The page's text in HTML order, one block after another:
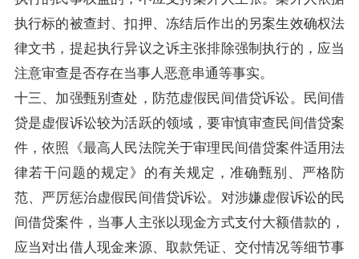
执行标的被查封、扣押、冻结后作出的另案生效确权法
律文书，提起执行异议之诉主张排除强制执行的，应当
注意审查是否存在当事人恶意串通等事实。
十三、加强甄别查处，防范虚假民间借贷诉讼。民间借
贷是虚假诉讼较为活跃的领域，要审慎审查民间借贷案
件，依照《最高人民法院关于审理民间借贷案件适用法
律若干问题的规定》的有关规定，准确甄别、严格防
范、严厉惩治虚假民间借贷诉讼。对涉嫌虚假诉讼的民
间借贷案件，当事人主张以现金方式支付大额借款的，
应当对出借人现金来源、取款凭证、交付情况等细节事